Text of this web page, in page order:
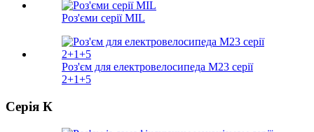
Роз'єми серії MIL
Роз'єм для електровелосипеда M23 серії
2+1+5
Серія К